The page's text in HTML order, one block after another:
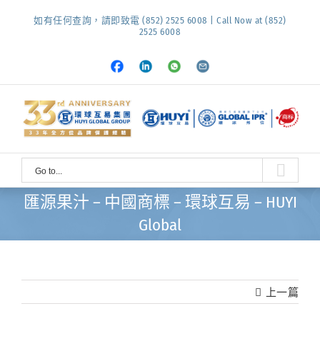
如有任何查詢，請即致電 (852) 2525 6008 | Call Now at (852)
2525 6008
Facebook
LinkedInWhatsapp
Email
Go to...
匯源果汁 – 中國商標 – 環球互易 – HUYI
Global
上一篇